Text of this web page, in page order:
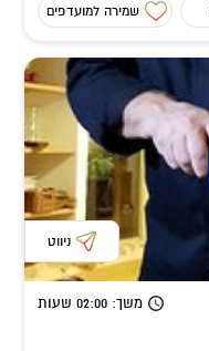
שמירה למועדפים
ניווט
משך: 02:00 שעות